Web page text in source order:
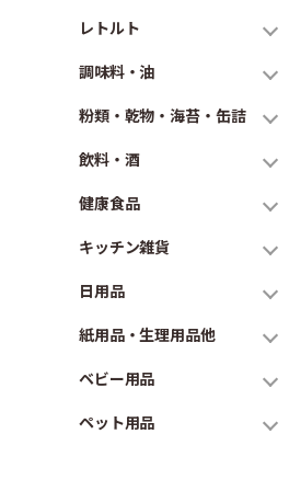
レトルト
調味料・油
粉類・乾物・海苔・缶詰
飲料・酒
健康食品
キッチン雑貨
日用品
紙用品・生理用品他
ベビー用品
ペット用品